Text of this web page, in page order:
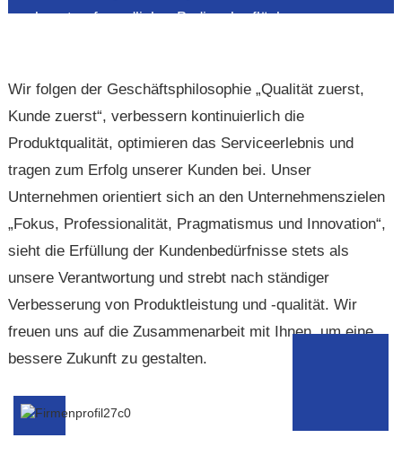
benutzerfreundlicher Bedienoberfläche
Produktionseffizienz deutlich. Auch unser
Kundendienst ist stets für Sie da und bietet Ihnen
zeitnahen und professionellen Service, um Ihren
Nutzen zu maximieren.
Wir folgen der Geschäftsphilosophie „Qualität zuerst,
Kunde zuerst“, verbessern kontinuierlich die
Produktqualität, optimieren das Serviceerlebnis und
tragen zum Erfolg unserer Kunden bei. Unser
Unternehmen orientiert sich an den Unternehmenszielen
„Fokus, Professionalität, Pragmatismus und Innovation“,
sieht die Erfüllung der Kundenbedürfnisse stets als
unsere Verantwortung und strebt nach ständiger
Verbesserung von Produktleistung und -qualität. Wir
freuen uns auf die Zusammenarbeit mit Ihnen, um eine
bessere Zukunft zu gestalten.